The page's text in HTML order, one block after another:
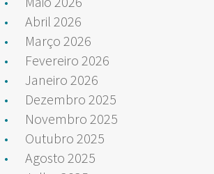
Abril 2026
Março 2026
Fevereiro 2026
Janeiro 2026
Dezembro 2025
Novembro 2025
Outubro 2025
Agosto 2025